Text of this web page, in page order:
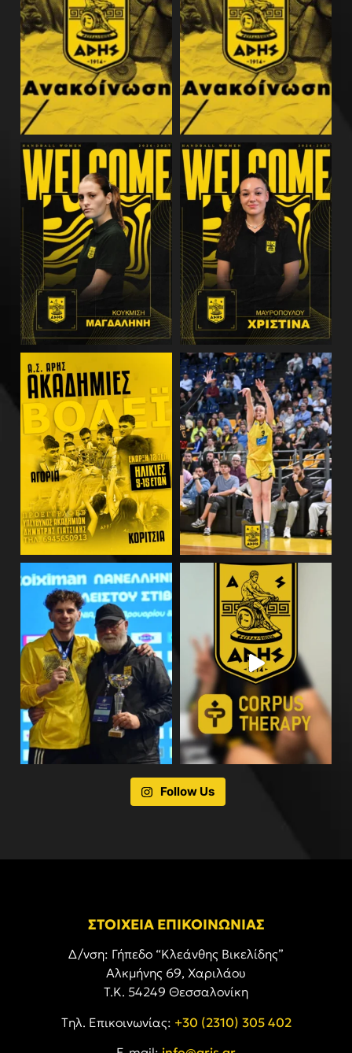
Follow Us
ΣΤΟΙΧΕΙΑ ΕΠΙΚΟΙΝΩΝΙΑΣ
Δ/νση: Γήπεδο “Κλεάνθης Βικελίδης”
Αλκμήνης 69, Χαριλάου
Τ.Κ. 54249 Θεσσαλονίκη
Tηλ. Επικοινωνίας: +30 (2310) 305 402